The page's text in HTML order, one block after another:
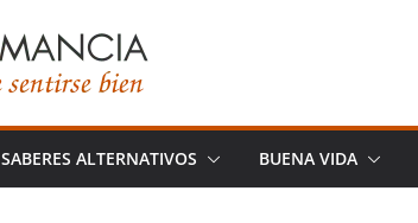
SABERES ALTERNATIVOS BUENA VIDA